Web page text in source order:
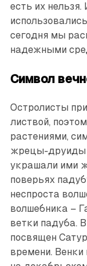
есть их нельзя.
сегодня мы
надежными
Символ
Остролисты
листвой,
растениями,
жрецы-друиды
украшали ими
поверьях
неспроста
волшебника –
ветки падуба.
посвящен
времени. Венки